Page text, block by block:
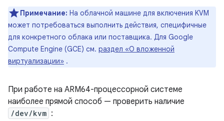
Примечание: На облачной машине для включения KVM
может потребоваться выполнить действия, специфичные
для конкретного облака или поставщика. Для Google
Compute Engine (GCE) см. раздел «О вложенной
виртуализации» .
При работе на ARM64-процессорной системе
наиболее прямой способ — проверить наличие
/dev/kvm :